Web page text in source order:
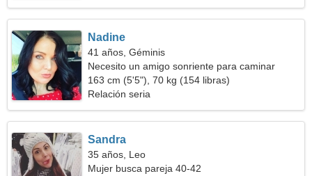
Nadine
41 años, Géminis
Necesito un amigo sonriente para caminar
163 cm (5'5"), 70 kg (154 libras)
Relación seria
Sandra
35 años, Leo
Mujer busca pareja 40-42